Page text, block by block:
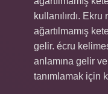
kullanılırdı. Ekru
ağartılmamış
gelir. écru
anlamına gelir
tanımlamak için